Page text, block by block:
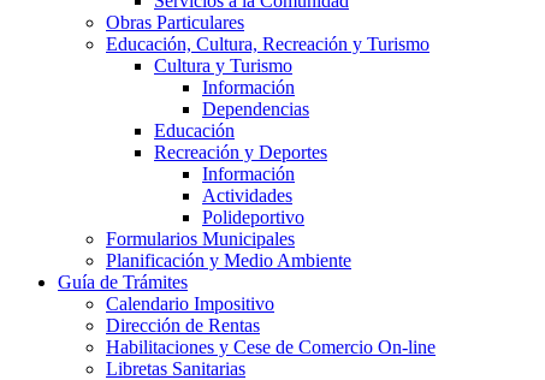
Obras Particulares
Educación, Cultura, Recreación y Turismo
Cultura y Turismo
Información
Dependencias
Educación
Recreación y Deportes
Información
Actividades
Polideportivo
Formularios Municipales
Planificación y Medio Ambiente
Guía de Trámites
Calendario Impositivo
Dirección de Rentas
Habilitaciones y Cese de Comercio On-line
Libretas Sanitarias